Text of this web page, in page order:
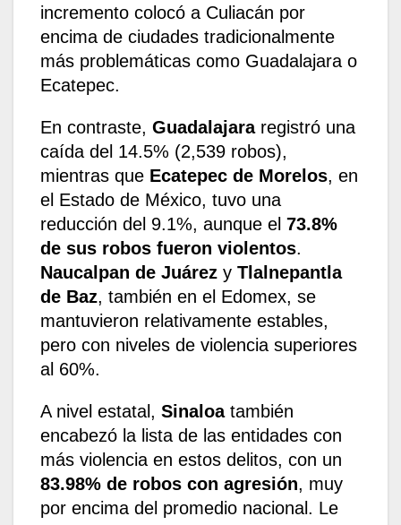
incremento colocó a Culiacán por
encima de ciudades tradicionalmente
más problemáticas como Guadalajara o
Ecatepec.
En contraste, Guadalajararegistró una
caída del 14.5% (2,539 robos),
mientras que Ecatepec de Morelos, en
el Estado de México, tuvo una
reducción del 9.1%, aunque el 73.8%
de sus robos fueron violentos.
Naucalpan de Juárez y Tlalnepantla
de Baz, también en el Edomex, se
mantuvieron relativamente estables,
pero con niveles de violencia superiores
al 60%.
A nivel estatal, Sinaloatambién
encabezó la lista de las entidades con
más violencia en estos delitos, con un
83.98% de robos con agresión, muy
por encima del promedio nacional. Le